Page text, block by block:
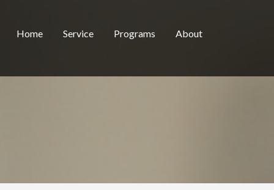
Home Service Programs About